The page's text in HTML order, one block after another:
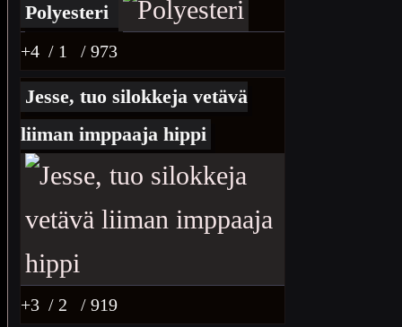
Polyesteri
+4 / 1 / 973
Jesse, tuo silokkeja vetävä
liiman imppaaja hippi
+3 / 2 / 919